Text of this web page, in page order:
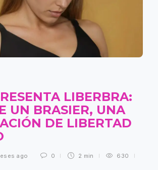
LIBERBRA:
UN BRASIER, UNA
DE LIBERTAD
ago 0 2 min 630